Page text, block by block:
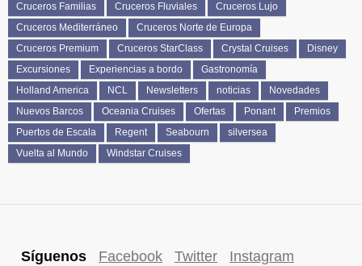
Cruceros Familias
Cruceros Fluviales
Cruceros Lujo
Cruceros Mediterráneo
Cruceros Norte de Europa
Cruceros Premium
Cruceros StarClass Crystal Cruises
Disney
Excursiones
Experiencias a bordo
Gastronomía
Holland America
NCL Newsletters noticias
Novedades
Nuevos Barcos
Oceania Cruises Ofertas Ponant
Premios
Puertos de Escala
Regent Seabourn
silversea
Vuelta al Mundo
Windstar Cruises
Síguenos Facebook Twitter
Instagram